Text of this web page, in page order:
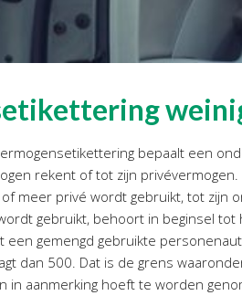
bepaalt een
rekent of tot zijn
meer privé wordt gebruikt, tot
gebruikt, behoort in beginsel
een gemengd gebruikte
dan 500. Dat is de grens
in aanmerking hoeft te worden